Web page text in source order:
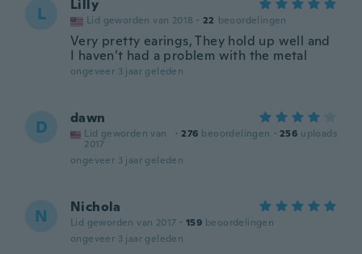
L Lilly
Lid geworden van 2018 · 22 beoordelingen
Very pretty earings, They hold up well and
I haven’t had a problem with the metal
ongeveer 3 jaar geleden
D dawn
Lid geworden van
2017
· 276 beoordelingen · 256 uploads
ongeveer 3 jaar geleden
N Nichola
Lid geworden van 2017 · 159 beoordelingen
ongeveer 3 jaar geleden